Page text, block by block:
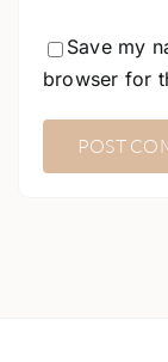
Save my
browser for